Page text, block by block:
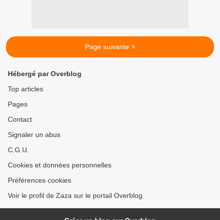
Page suivante >
Hébergé par Overblog
Top articles
Pages
Contact
Signaler un abus
C.G.U.
Cookies et données personnelles
Préférences cookies
Voir le profil de Zaza sur le portail Overblog